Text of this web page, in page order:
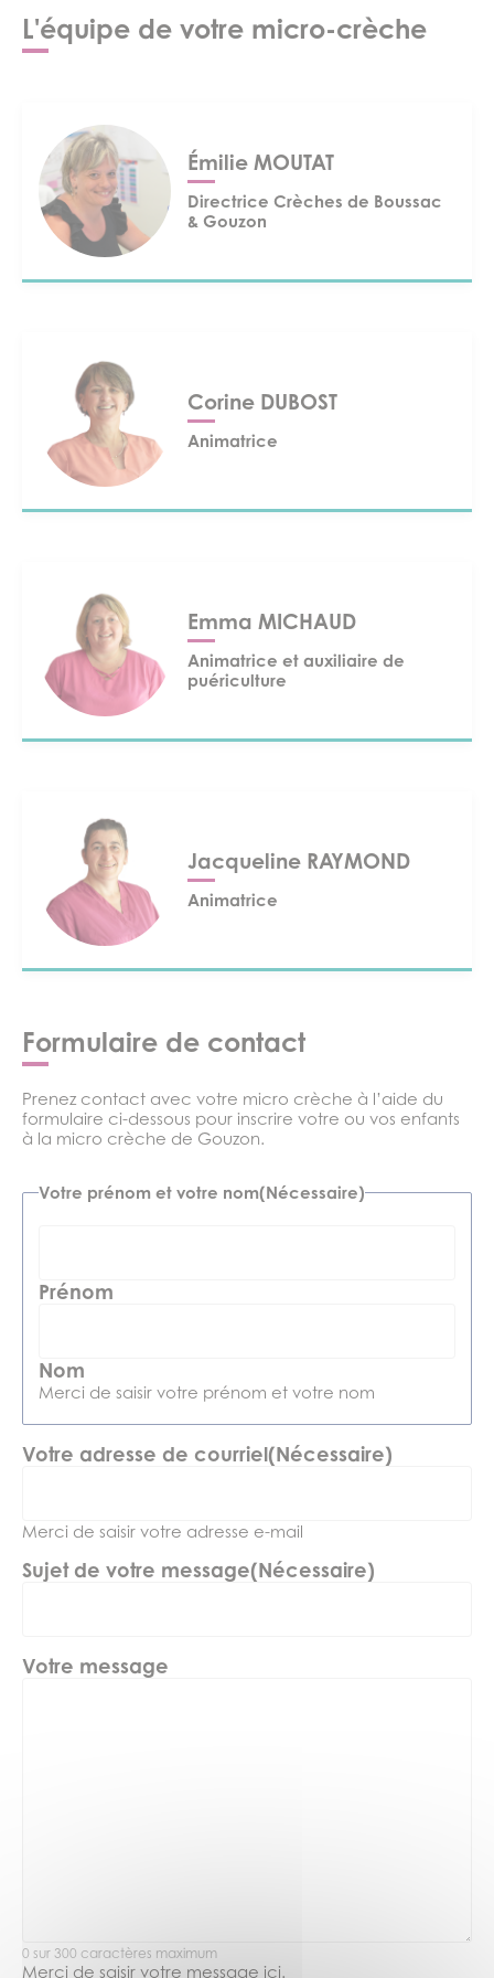
L'équipe de votre micro-crèche
Émilie MOUTAT
Directrice Crèches de Boussac
& Gouzon
Corine DUBOST
Animatrice
Emma MICHAUD
Animatrice et auxiliaire de
puériculture
Jacqueline RAYMOND
Animatrice
Formulaire de contact
Prenez contact avec votre micro crèche à l’aide du
formulaire ci-dessous pour inscrire votre ou vos enfants
à la micro crèche de Gouzon.
Votre prénom et votre nom(Nécessaire)
Prénom
Nom
Merci de saisir votre prénom et votre nom
Votre adresse de courriel(Nécessaire)
Merci de saisir votre adresse e-mail
Sujet de votre message(Nécessaire)
Votre message
0 sur 300 caractères maximum
Merci de saisir votre message ici.